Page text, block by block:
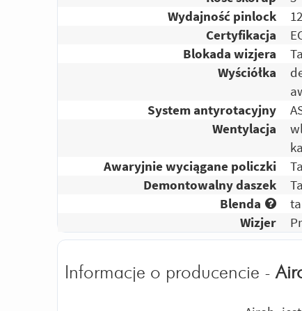
Wydajność pinlock
Certyfikacja
Blokada wizjera
Wyściółka
System antyrotacyjny
Wentylacja
Awaryjnie wyciągane policzki
Demontowalny daszek
Blenda
Wizjer
Informacje o producencie -